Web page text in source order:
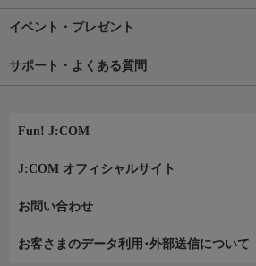
イベント・プレゼント
サポート・よくある質問
Fun! J:COM
J:COM オフィシャルサイト
お問い合わせ
お客さまのデータ利用･外部送信について